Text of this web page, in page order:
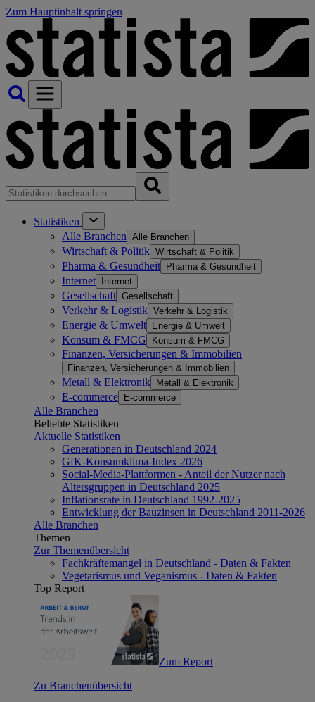
Zum Hauptinhalt springen
Statistiken
Alle Branchen Alle Branchen
Wirtschaft & Politik Wirtschaft & Politik
Pharma & Gesundheit Pharma & Gesundheit
Internet Internet
Gesellschaft Gesellschaft
Verkehr & Logistik Verkehr & Logistik
Energie & Umwelt Energie & Umwelt
Konsum & FMCG Konsum & FMCG
Finanzen, Versicherungen & Immobilien
Finanzen, Versicherungen & Immobilien
Metall & Elektronik Metall & Elektronik
E-commerce E-commerce
Alle Branchen
Beliebte Statistiken
Aktuelle Statistiken
Generationen in Deutschland 2024
GfK-Konsumklima-Index 2026
Social-Media-Plattformen - Anteil der Nutzer nach
Altersgruppen in Deutschland 2025
Inflationsrate in Deutschland 1992-2025
Entwicklung der Bauzinsen in Deutschland 2011-2026
Alle Branchen
Themen
Zur Themenübersicht
Fachkräftemangel in Deutschland - Daten & Fakten
Vegetarismus und Veganismus - Daten & Fakten
Top Report
Zum Report
Zu Branchenübersicht